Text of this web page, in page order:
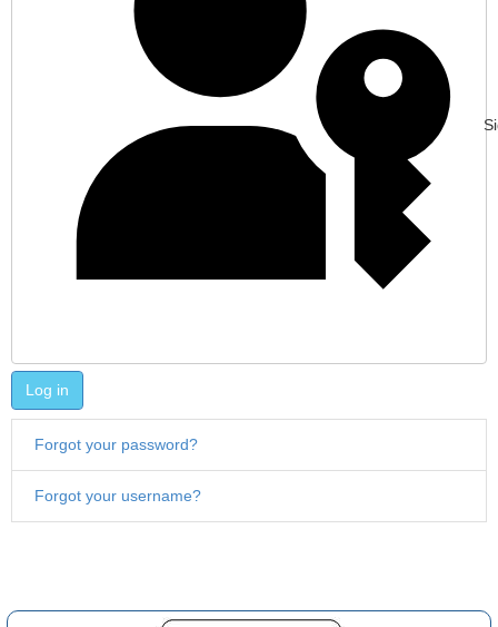
Log in
Forgot your password?
Forgot your username?